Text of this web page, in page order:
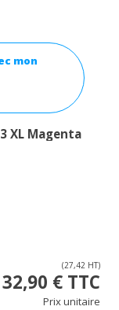
mon
XL Magenta
(27,42 HT)
32,90 € TTC
Prix unitaire